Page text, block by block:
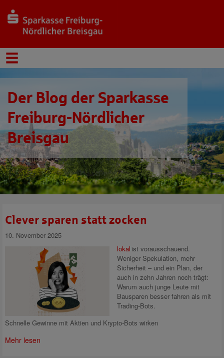
Der Blog der Sparkasse
Freiburg-Nördlicher
Breisgau
Clever sparen statt zocken
10. November 2025
lokal ist vorausschauend.
Weniger Spekulation, mehr
Sicherheit – und ein Plan, der
auch in zehn Jahren noch trägt:
Warum auch junge Leute mit
Bausparen besser fahren als mit
Trading-Bots.
Schnelle Gewinne mit Aktien und Krypto-Bots wirken
Mehr lesen